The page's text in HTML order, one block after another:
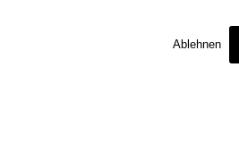
Ablehnen